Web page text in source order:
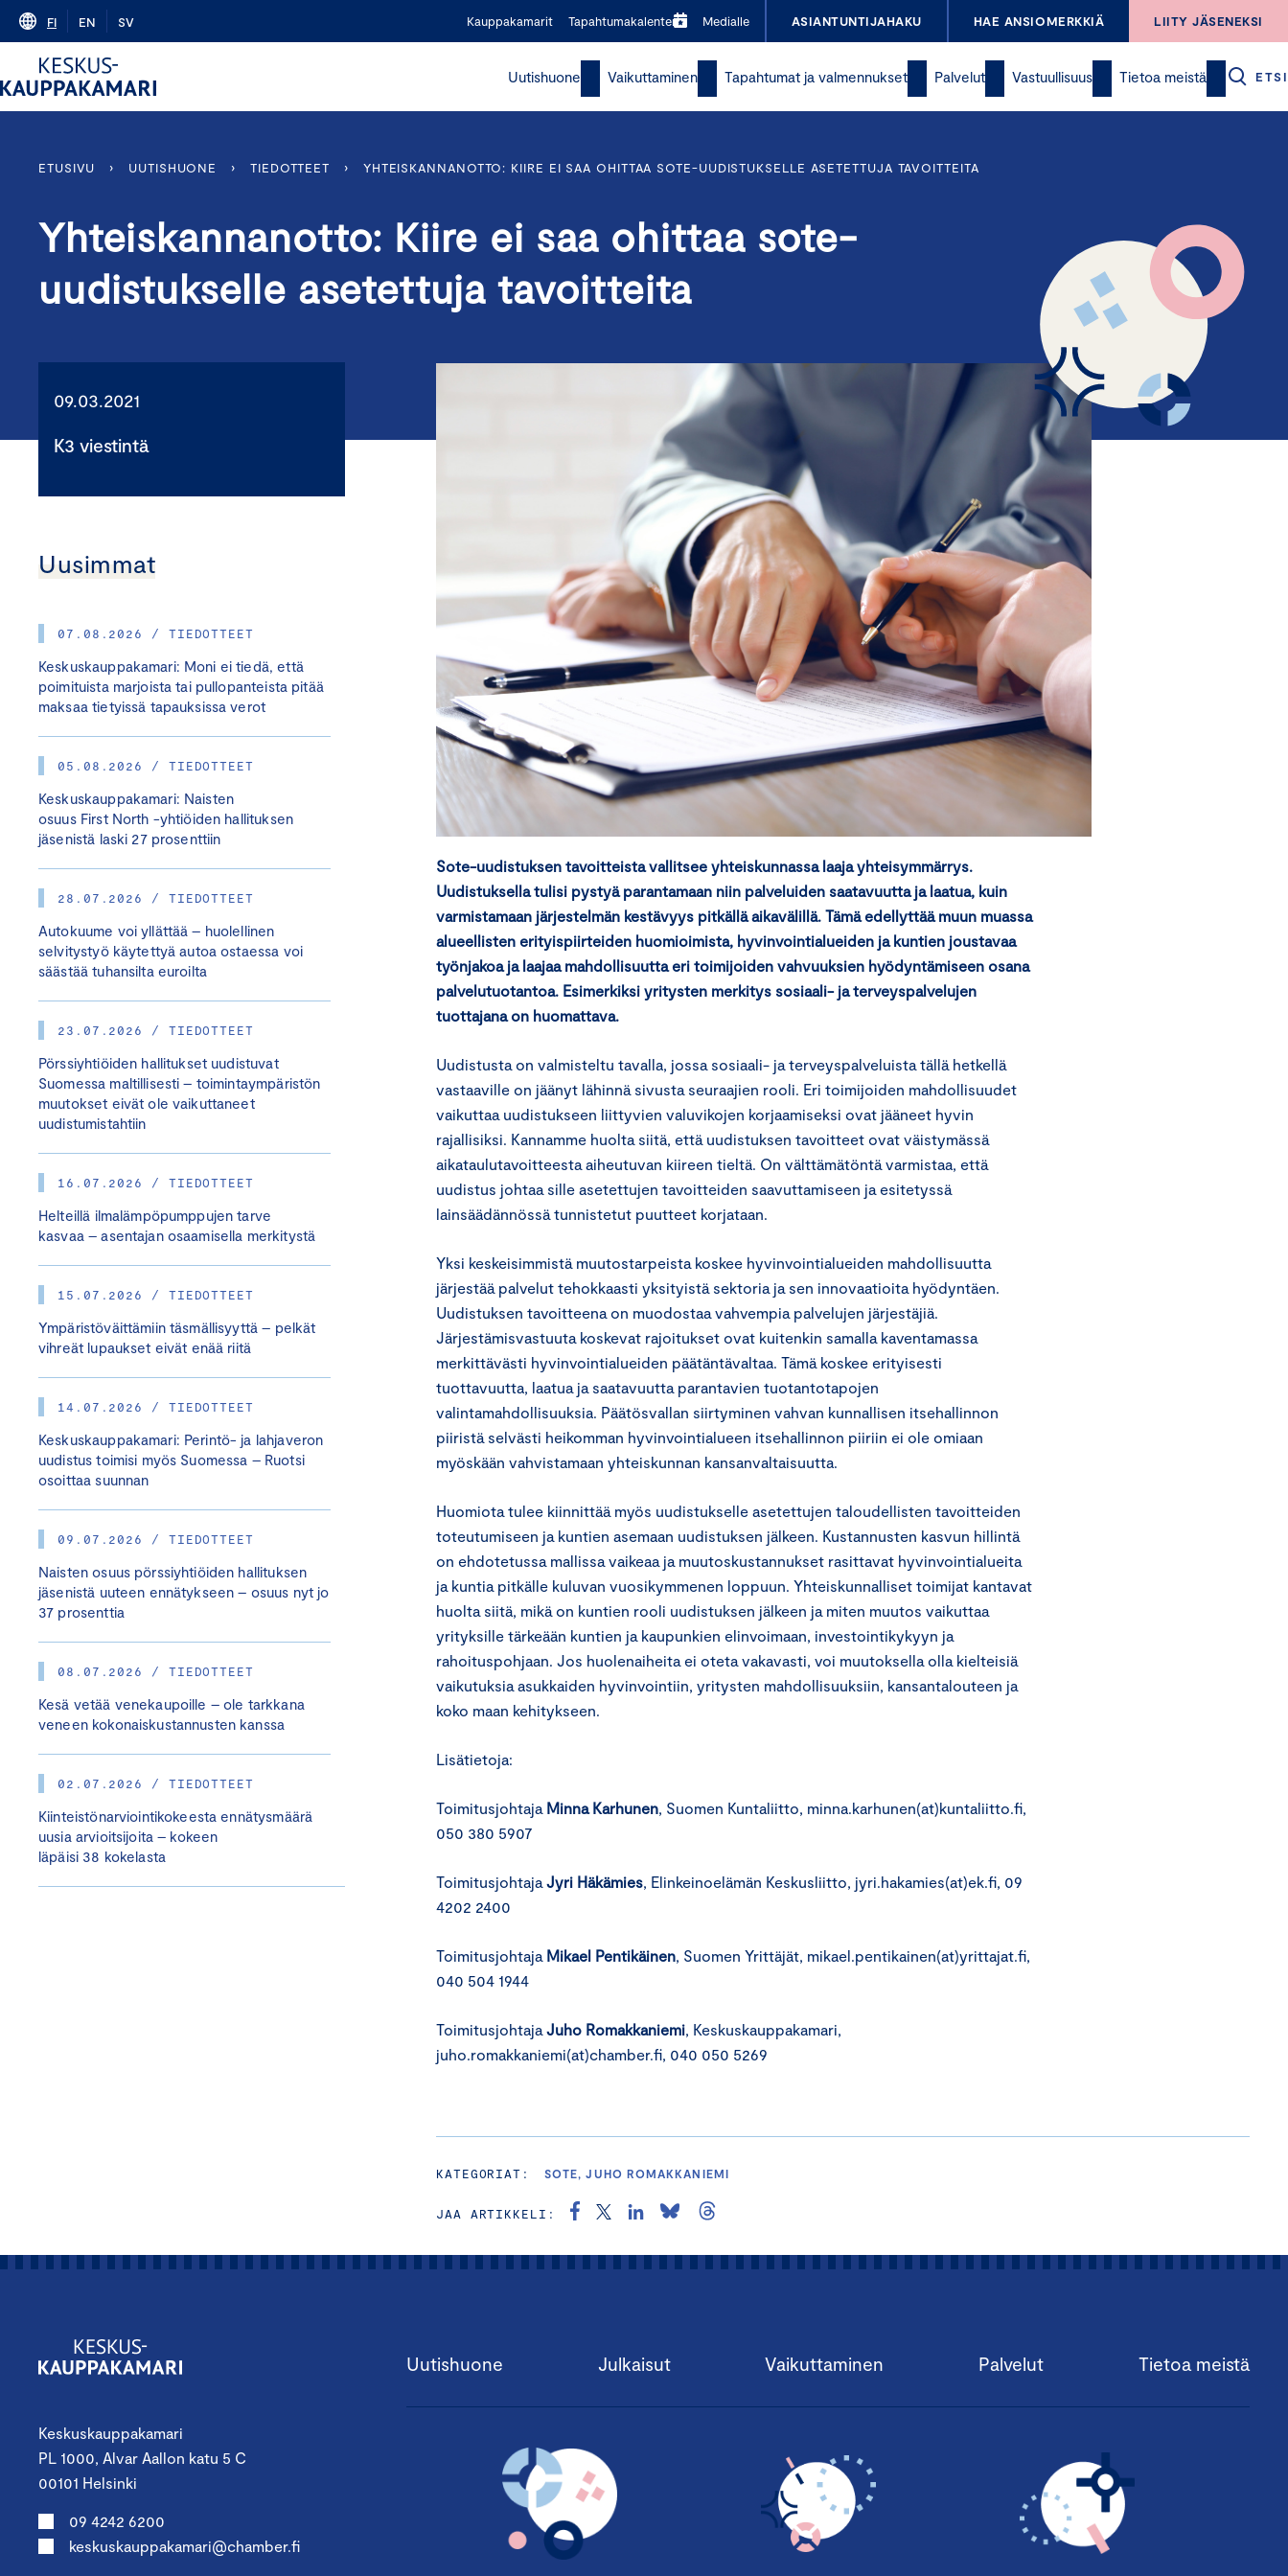
Skip
content
FI EN SV Kauppakamarit Tapahtumakalenteri Medialle ASIANTUNTIJAHAKU HAE ANSIOMERKKIÄ LIITY JÄSENEKSI
Uutishuone Vaikuttaminen Tapahtumat ja valmennukset Palvelut Vastuullisuus Tietoa meistä ETSI
ETUSIVU › UUTISHUONE › TIEDOTTEET › YHTEISKANNANOTTO: KIIRE EI SAA OHITTAA SOTE-UUDISTUKSELLE ASETETTUJA TAVOITTEITA
Yhteiskannanotto: Kiire ei saa ohittaa sote-
uudistukselle asetettuja tavoitteita
09.03.2021
K3 viestintä
Uusimmat
07.08.2026 / TIEDOTTEET
Keskuskauppakamari: Moni ei tiedä, että
poimituista marjoista tai pullopanteista pitää
maksaa tietyissä tapauksissa verot
05.08.2026 / TIEDOTTEET
Keskuskauppakamari: Naisten
osuus First North -yhtiöiden hallituksen
jäsenistä laski 27 prosenttiin
28.07.2026 / TIEDOTTEET
Autokuume voi yllättää – huolellinen
selvitystyö käytettyä autoa ostaessa voi
säästää tuhansilta euroilta
23.07.2026 / TIEDOTTEET
Pörssiyhtiöiden hallitukset uudistuvat
Suomessa maltillisesti – toimintaympäristön
muutokset eivät ole vaikuttaneet
uudistumistahtiin
16.07.2026 / TIEDOTTEET
Helteillä ilmalämpöpumppujen tarve
kasvaa – asentajan osaamisella merkitystä
15.07.2026 / TIEDOTTEET
Ympäristöväittämiin täsmällisyyttä – pelkät
vihreät lupaukset eivät enää riitä
14.07.2026 / TIEDOTTEET
Keskuskauppakamari: Perintö- ja lahjaveron
uudistus toimisi myös Suomessa – Ruotsi
osoittaa suunnan
09.07.2026 / TIEDOTTEET
Naisten osuus pörssiyhtiöiden hallituksen
jäsenistä uuteen ennätykseen – osuus nyt jo
37 prosenttia
08.07.2026 / TIEDOTTEET
Kesä vetää venekaupoille – ole tarkkana
veneen kokonaiskustannusten kanssa
02.07.2026 / TIEDOTTEET
Kiinteistönarviointikokeesta ennätysmäärä
uusia arvioitsijoita – kokeen
läpäisi 38 kokelasta
Sote-uudistuksen tavoitteista vallitsee yhteiskunnassa laaja yhteisymmärrys.
Uudistuksella tulisi pystyä parantamaan niin palveluiden saatavuutta ja laatua, kuin
varmistamaan järjestelmän kestävyys pitkällä aikavälillä. Tämä edellyttää muun muassa
alueellisten erityispiirteiden huomioimista, hyvinvointialueiden ja kuntien joustavaa
työnjakoa ja laajaa mahdollisuutta eri toimijoiden vahvuuksien hyödyntämiseen osana
palvelutuotantoa. Esimerkiksi yritysten merkitys sosiaali- ja terveyspalvelujen
tuottajana on huomattava.
Uudistusta on valmisteltu tavalla, jossa sosiaali- ja terveyspalveluista tällä hetkellä
vastaaville on jäänyt lähinnä sivusta seuraajien rooli. Eri toimijoiden mahdollisuudet
vaikuttaa uudistukseen liittyvien valuvikojen korjaamiseksi ovat jääneet hyvin
rajallisiksi. Kannamme huolta siitä, että uudistuksen tavoitteet ovat väistymässä
aikataulutavoitteesta aiheutuvan kiireen tieltä. On välttämätöntä varmistaa, että
uudistus johtaa sille asetettujen tavoitteiden saavuttamiseen ja esitetyssä
lainsäädännössä tunnistetut puutteet korjataan.
Yksi keskeisimmistä muutostarpeista koskee hyvinvointialueiden mahdollisuutta
järjestää palvelut tehokkaasti yksityistä sektoria ja sen innovaatioita hyödyntäen.
Uudistuksen tavoitteena on muodostaa vahvempia palvelujen järjestäjiä.
Järjestämisvastuuta koskevat rajoitukset ovat kuitenkin samalla kaventamassa
merkittävästi hyvinvointialueiden päätäntävaltaa. Tämä koskee erityisesti
tuottavuutta, laatua ja saatavuutta parantavien tuotantotapojen
valintamahdollisuuksia. Päätösvallan siirtyminen vahvan kunnallisen itsehallinnon
piiristä selvästi heikomman hyvinvointialueen itsehallinnon piiriin ei ole omiaan
myöskään vahvistamaan yhteiskunnan kansanvaltaisuutta.
Huomiota tulee kiinnittää myös uudistukselle asetettujen taloudellisten tavoitteiden
toteutumiseen ja kuntien asemaan uudistuksen jälkeen. Kustannusten kasvun hillintä
on ehdotetussa mallissa vaikeaa ja muutoskustannukset rasittavat hyvinvointialueita
ja kuntia pitkälle kuluvan vuosikymmenen loppuun. Yhteiskunnalliset toimijat kantavat
huolta siitä, mikä on kuntien rooli uudistuksen jälkeen ja miten muutos vaikuttaa
yrityksille tärkeään kuntien ja kaupunkien elinvoimaan, investointikykyyn ja
rahoituspohjaan. Jos huolenaiheita ei oteta vakavasti, voi muutoksella olla kielteisiä
vaikutuksia asukkaiden hyvinvointiin, yritysten mahdollisuuksiin, kansantalouteen ja
koko maan kehitykseen.
Lisätietoja:
Toimitusjohtaja Minna Karhunen, Suomen Kuntaliitto, minna.karhunen(at)kuntaliitto.fi,
050 380 5907
Toimitusjohtaja Jyri Häkämies, Elinkeinoelämän Keskusliitto, jyri.hakamies(at)ek.fi, 09
4202 2400
Toimitusjohtaja Mikael Pentikäinen, Suomen Yrittäjät, mikael.pentikainen(at)yrittajat.fi,
040 504 1944
Toimitusjohtaja Juho Romakkaniemi, Keskuskauppakamari,
juho.romakkaniemi(at)chamber.fi, 040 050 5269
KATEGORIAT: SOTE, JUHO ROMAKKANIEMI
JAA ARTIKKELI:
Keskuskauppakamari
PL 1000, Alvar Aallon katu 5 C
00101 Helsinki
09 4242 6200
keskuskauppakamari@chamber.fi
Uutishuone Julkaisut Vaikuttaminen Palvelut Tietoa meistä